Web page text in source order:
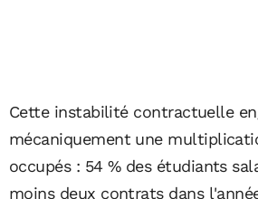
Cette instabilité contractuelle
mécaniquement une
occupés : 54 % des étudiants
moins deux contrats dans